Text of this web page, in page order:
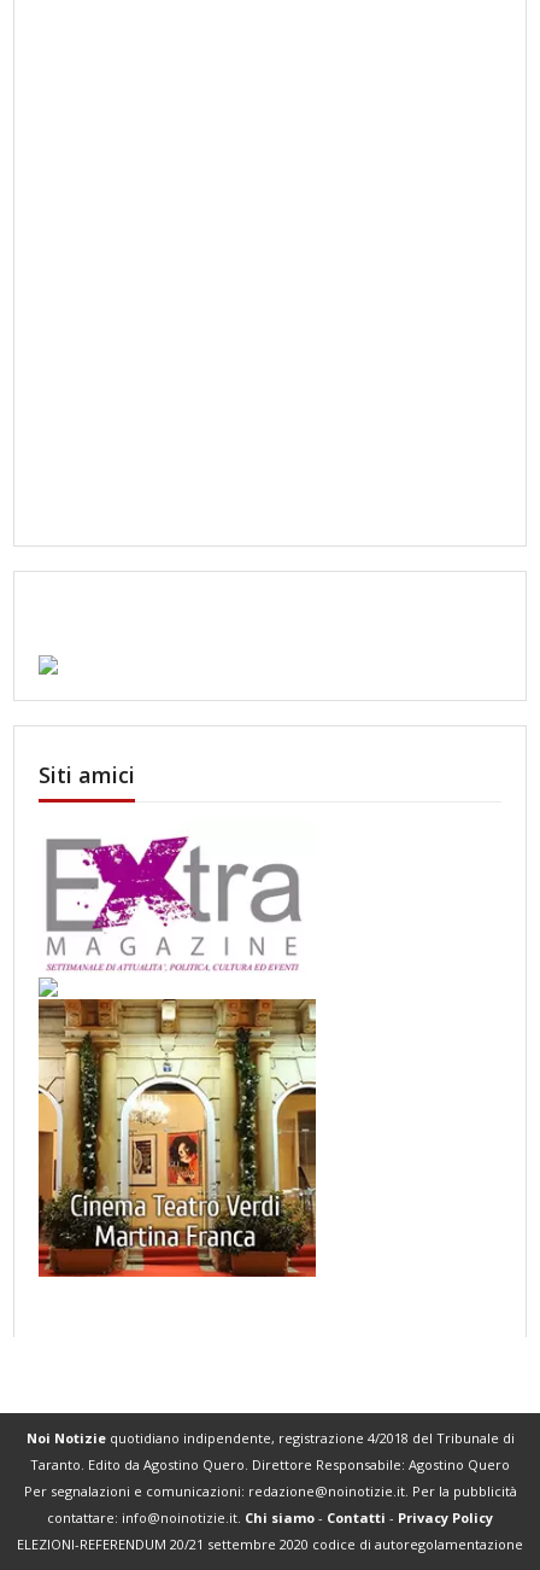
Siti amici
Noi Notiziequotidiano indipendente, registrazione 4/2018 del Tribunale di
Taranto. Edito da Agostino Quero. Direttore Responsabile: Agostino Quero
Per segnalazioni e comunicazioni: redazione@noinotizie.it. Per la pubblicità
contattare: info@noinotizie.it. Chi siamo - Contatti - Privacy Policy
ELEZIONI-REFERENDUM 20/21 settembre 2020 codice di autoregolamentazione